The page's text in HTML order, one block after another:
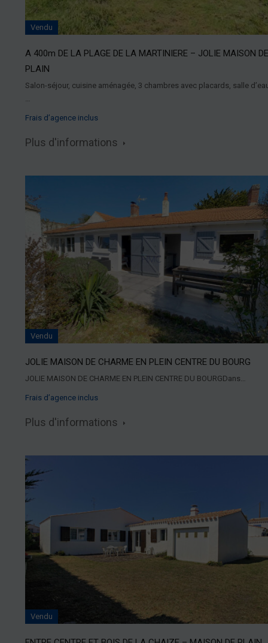
Vendu
A 400m DE LA PLAGE DE LA MARTINIERE – JOLIE MAISON DE
PLAIN
Salon-séjour, cuisine aménagée, 3 chambres avec placards, salle
Frais d’agence inclus
Plus d'informations
Vendu
JOLIE MAISON DE CHARME EN PLEIN CENTRE DU BOURG
JOLIE MAISON DE CHARME EN PLEIN CENTRE DU BOURGDans…
Frais d’agence inclus
Plus d'informations
Vendu